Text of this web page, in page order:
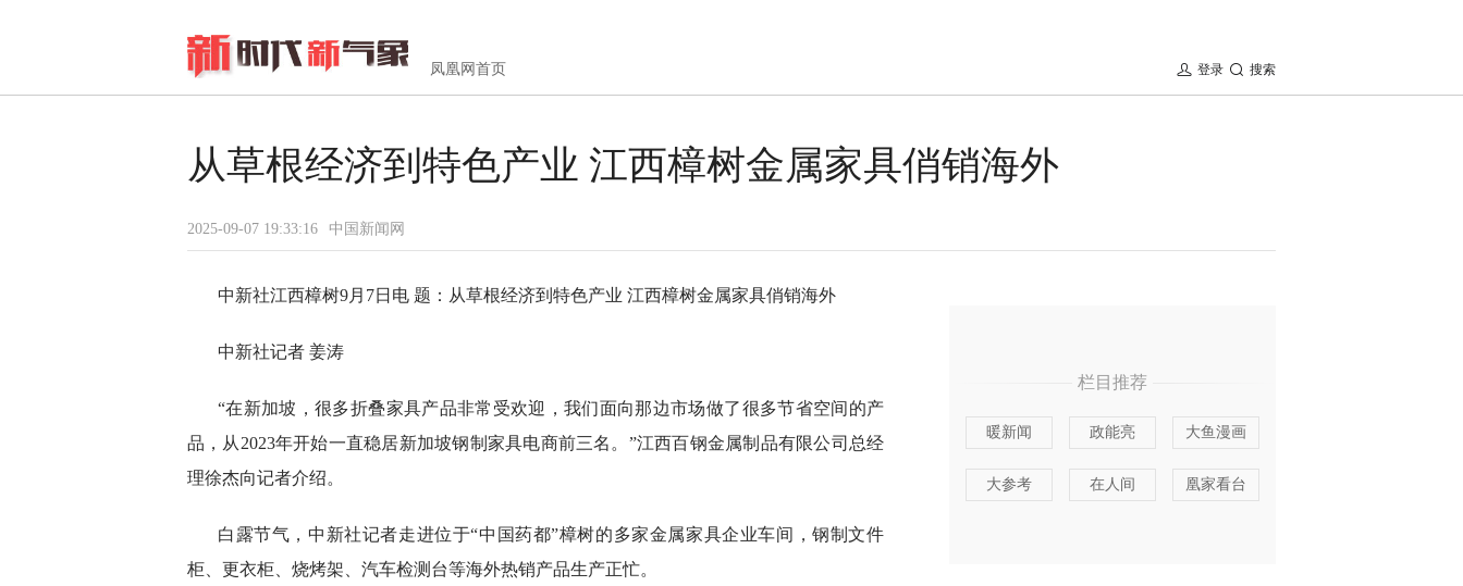
凤凰网首页 搜索
登录
从草根经济到特色产业 江西樟树金属家具俏销海外
2025-09-07 19:33:16 中国新闻网
中新社江西樟树9月7日电 题：从草根经济到特色产业 江西樟树金属家具俏销海外
中新社记者 姜涛
“在新加坡，很多折叠家具产品非常受欢迎，我们面向那边市场做了很多节省空间的产
品，从2023年开始一直稳居新加坡钢制家具电商前三名。”江西百钢金属制品有限公司总经
理徐杰向记者介绍。
白露节气，中新社记者走进位于“中国药都”樟树的多家金属家具企业车间，钢制文件
柜、更衣柜、烧烤架、汽车检测台等海外热销产品生产正忙。
栏目推荐
暖新闻 政能亮 大鱼漫画
大参考 在人间 凰家看台